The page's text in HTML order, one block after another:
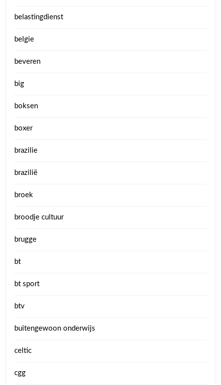
belastingdienst
belgie
beveren
big
boksen
boxer
brazilie
brazilië
broek
broodje cultuur
brugge
bt
bt sport
btv
buitengewoon onderwijs
celtic
cgg